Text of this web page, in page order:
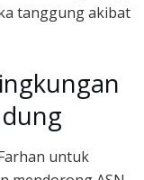
tanggung akibat
untuk